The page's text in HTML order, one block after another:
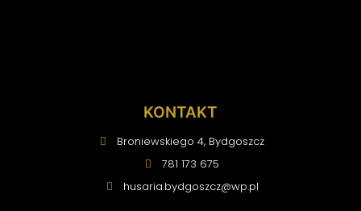
KONTAKT
Broniewskiego 4, Bydgoszcz
781 173 675
husaria.bydgoszcz@wp.pl